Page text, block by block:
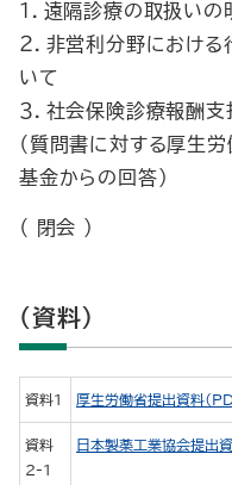
１．遠隔診療の取扱い
２．非営利分野におけ
いて
３．社会保険診療報酬
（質問書に対する厚生
基金からの回答）
（ 閉会 ）
（資料）
資料1 厚生労働省提出資料（
資料
2-1
日本製薬工業協会提出